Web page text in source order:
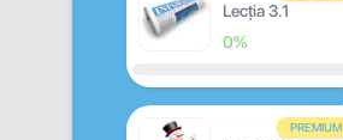
Lecția 3.1
0%
PREMIUM